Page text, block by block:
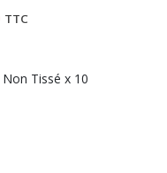
Le
CHF 59,90.
TTC
Tissé x 10